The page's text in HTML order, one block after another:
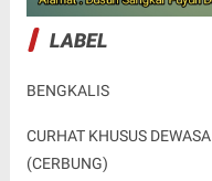
LABEL
BENGKALIS
CURHAT KHUSUS DEWASA
(CERBUNG)